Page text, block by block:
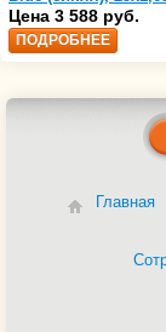
(35216203)
Цена 3 588 руб.
ПОДРОБНЕЕ
Главная